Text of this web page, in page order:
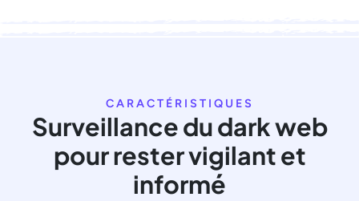
CARACTÉRISTIQUES
Surveillance du dark web
pour rester vigilant et
informé